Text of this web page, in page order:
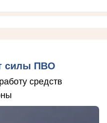
силы ПВО
средств